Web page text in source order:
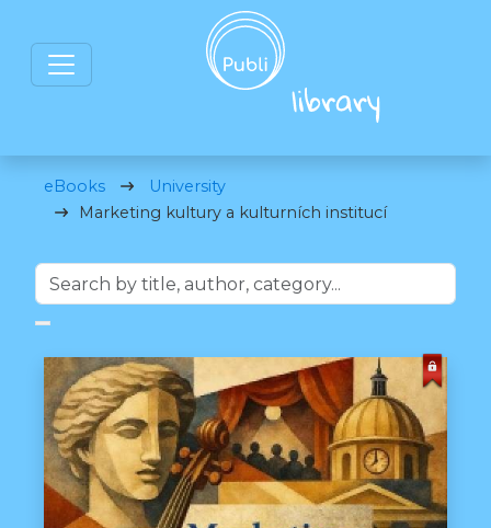
eBooks
University
Marketing kultury a kulturních institucí